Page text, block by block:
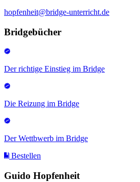
hopfenheit@bridge-unterricht.de
Bridgebücher
Der richtige Einstieg im Bridge
Die Reizung im Bridge
Der Wettbwerb im Bridge
Bestellen
Guido Hopfenheit